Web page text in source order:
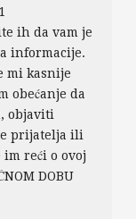
ih da vam je
informacije.
mi kasnije
obećanje da
objaviti
prijatelja ili
reći o ovoj
DOBU